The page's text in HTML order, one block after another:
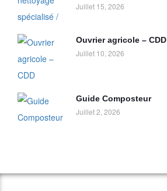
Juillet 15, 2026
Ouvrier agricole – CDD
Juillet 10, 2026
Guide Composteur
Juillet 2, 2026